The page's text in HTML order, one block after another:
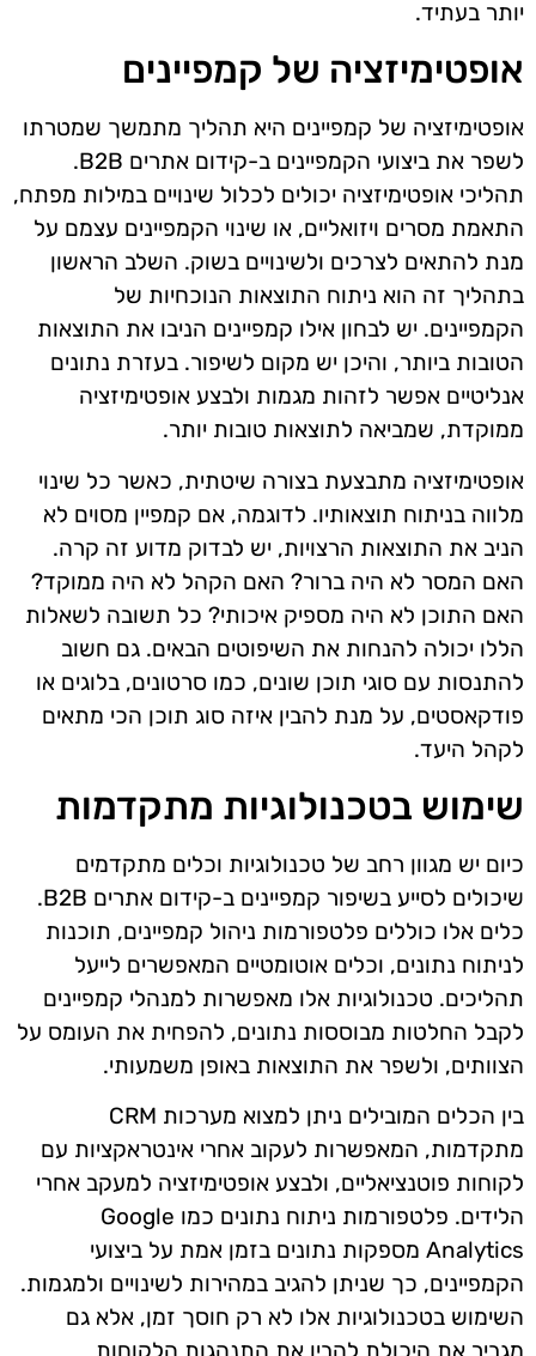
יותר בעתיד.
אופטימיזציה של קמפיינים
אופטימיזציה של קמפיינים היא תהליך מתמשך שמטרתו
לשפר את ביצועי הקמפיינים ב-קידום אתרים B2B.
תהליכי אופטימיזציה יכולים לכלול שינויים במילות מפתח,
התאמת מסרים ויזואליים, או שינוי הקמפיינים עצמם על
מנת להתאים לצרכים ולשינויים בשוק. השלב הראשון
בתהליך זה הוא ניתוח התוצאות הנוכחיות של
הקמפיינים. יש לבחון אילו קמפיינים הניבו את התוצאות
הטובות ביותר, והיכן יש מקום לשיפור. בעזרת נתונים
אנליטיים אפשר לזהות מגמות ולבצע אופטימיזציה
ממוקדת, שמביאה לתוצאות טובות יותר.
אופטימיזציה מתבצעת בצורה שיטתית, כאשר כל שינוי
מלווה בניתוח תוצאותיו. לדוגמה, אם קמפיין מסוים לא
הניב את התוצאות הרצויות, יש לבדוק מדוע זה קרה.
האם המסר לא היה ברור? האם הקהל לא היה ממוקד?
האם התוכן לא היה מספיק איכותי? כל תשובה לשאלות
הללו יכולה להנחות את השיפוטים הבאים. גם חשוב
להתנסות עם סוגי תוכן שונים, כמו סרטונים, בלוגים או
פודקאסטים, על מנת להבין איזה סוג תוכן הכי מתאים
לקהל היעד.
שימוש בטכנולוגיות מתקדמות
כיום יש מגוון רחב של טכנולוגיות וכלים מתקדמים
שיכולים לסייע בשיפור קמפיינים ב-קידום אתרים B2B.
כלים אלו כוללים פלטפורמות ניהול קמפיינים, תוכנות
לניתוח נתונים, וכלים אוטומטיים המאפשרים לייעל
תהליכים. טכנולוגיות אלו מאפשרות למנהלי קמפיינים
לקבל החלטות מבוססות נתונים, להפחית את העומס על
הצוותים, ולשפר את התוצאות באופן משמעותי.
בין הכלים המובילים ניתן למצוא מערכות CRM
מתקדמות, המאפשרות לעקוב אחרי אינטראקציות עם
לקוחות פוטנציאליים, ולבצע אופטימיזציה למעקב אחרי
הלידים. פלטפורמות ניתוח נתונים כמו Google
Analytics מספקות נתונים בזמן אמת על ביצועי
הקמפיינים, כך שניתן להגיב במהירות לשינויים ולמגמות.
השימוש בטכנולוגיות אלו לא רק חוסך זמן, אלא גם